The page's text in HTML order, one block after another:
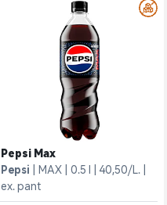
Pepsi Max
Pepsi
MAX 0.5 l
40,50/L.
ex. pant